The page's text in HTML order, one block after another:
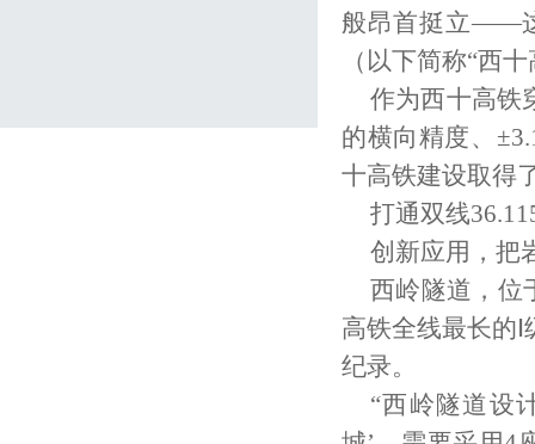
般昂首挺立——
（以下简称“西
作为西十高铁
的横向精度、
十高铁建设取得
打通双线
创新应用，把
西岭隧道，位
高铁全线最长的
纪录。
“西岭隧道设